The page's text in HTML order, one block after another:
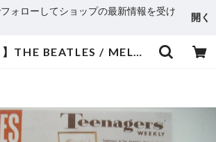
ォローしてショップの最新情報を受け
開く
【CD】THE BEATLES / MELBOURNE COMPLETE | aeromamas2000